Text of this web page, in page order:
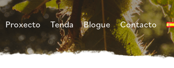
Proxecto Tenda Blogue Contacto